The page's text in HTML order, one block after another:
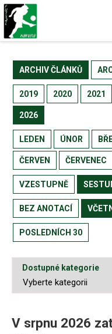
ARCHIV ČLÁNKŮ
2019 2020 2021
2026
LEDEN ÚNOR
ČERVEN ČERVENEC
VZESTUPNĚ
BEZ ANOTACÍ
POSLEDNÍCH 30
Dostupné kategorie
V srpnu 2026